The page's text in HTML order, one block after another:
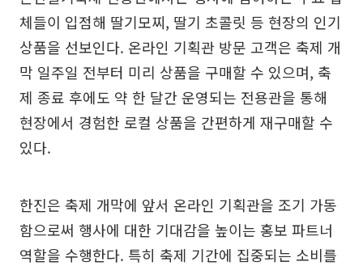
체들이 입점해 딸기모찌, 딸기 초콜릿 등 현장의 인기
상품을 선보인다. 온라인 기획관 방문 고객은 축제 개
막 일주일 전부터 미리 상품을 구매할 수 있으며, 축
제 종료 후에도 약 한 달간 운영되는 전용관을 통해
현장에서 경험한 로컬 상품을 간편하게 재구매할 수
있다.
한진은 축제 개막에 앞서 온라인 기획관을 조기 가동
함으로써 행사에 대한 기대감을 높이는 홍보 파트너
역할을 수행한다. 특히 축제 기간에 집중되는 소비를